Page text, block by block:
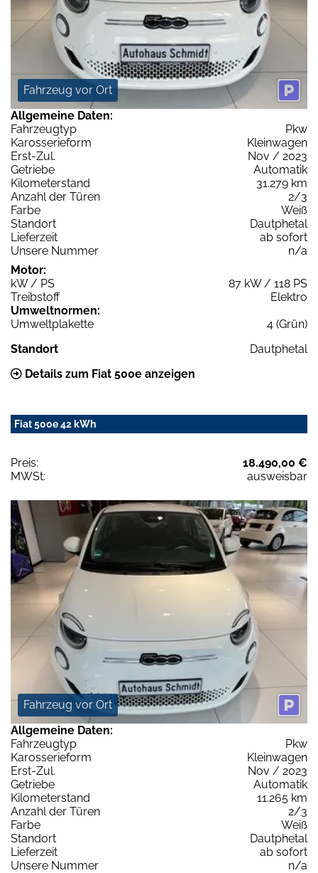
Fahrzeug vor Ort
Allgemeine Daten:
Fahrzeugtyp
Pkw
Karosserieform
Kleinwagen
Erst-Zul.
Nov / 2023
Getriebe
Automatik
Kilometerstand
31.279 km
Anzahl der Türen
2/3
Farbe
Weiß
Standort
Dautphetal
Lieferzeit
ab sofort
Unsere Nummer
n/a
Motor:
kW / PS
87 kW / 118 PS
Treibstoff
Elektro
Umweltnormen:
Umweltplakette
4 (Grün)
Standort
Dautphetal
Details zum Fiat 500e anzeigen
Fiat 500e 42 kWh
Preis:
18.490,00 €
MWSt:
ausweisbar
Fahrzeug vor Ort
Allgemeine Daten:
Fahrzeugtyp
Pkw
Karosserieform
Kleinwagen
Erst-Zul.
Nov / 2023
Getriebe
Automatik
Kilometerstand
11.265 km
Anzahl der Türen
2/3
Farbe
Weiß
Standort
Dautphetal
Lieferzeit
ab sofort
Unsere Nummer
n/a